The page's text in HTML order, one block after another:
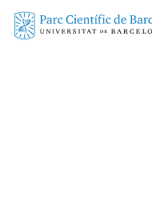
Skip